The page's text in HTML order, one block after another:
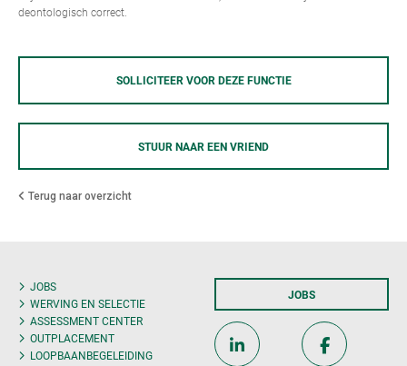
deontologisch correct.
SOLLICITEER VOOR DEZE FUNCTIE
STUUR NAAR EEN VRIEND
Terug naar overzicht
JOBS
WERVING EN SELECTIE
ASSESSMENT CENTER
OUTPLACEMENT
LOOPBAANBEGELEIDING
JOBS